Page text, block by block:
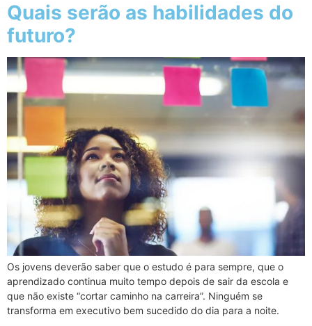
Quais serão as habilidades do
futuro?
Os jovens deverão saber que o estudo é para sempre, que o
aprendizado continua muito tempo depois de sair da escola e
que não existe “cortar caminho na carreira”. Ninguém se
transforma em executivo bem sucedido do dia para a noite.